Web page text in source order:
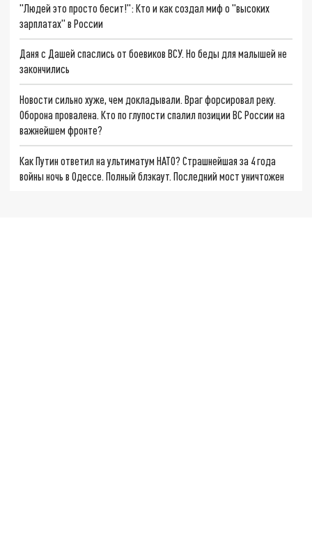
"Людей это просто бесит!": Кто и как создал миф о "высоких
зарплатах" в России
Даня с Дашей спаслись от боевиков ВСУ. Но беды для малышей не
закончились
Новости сильно хуже, чем докладывали. Враг форсировал реку.
Оборона провалена. Кто по глупости спалил позиции ВС России на
важнейшем фронте?
Как Путин ответил на ультиматум НАТО? Страшнейшая за 4 года
войны ночь в Одессе. Полный блэкаут. Последний мост уничтожен